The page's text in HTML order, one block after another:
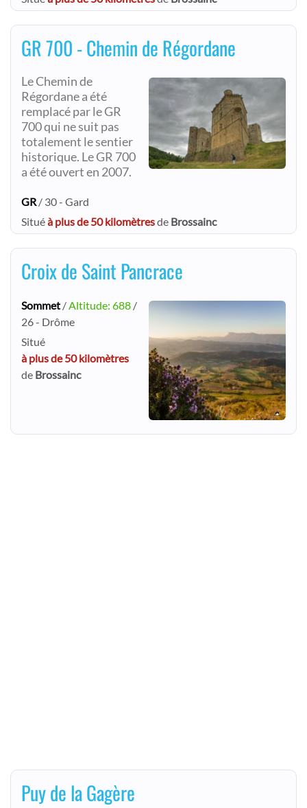
GR 700 - Chemin de Régordane
Le Chemin de
Régordane a été
remplacé par le GR
700 qui ne suit pas
totalement le sentier
historique. Le GR 700
a été ouvert en 2007.
GR / 30 - Gard
Situéà plus de 50 kilomètresde Brossainc
Croix de Saint Pancrace
Sommet /Altitude: 688 /
26 - Drôme
Situé
à plus de 50 kilomètres
de Brossainc
Puy de la Gagère